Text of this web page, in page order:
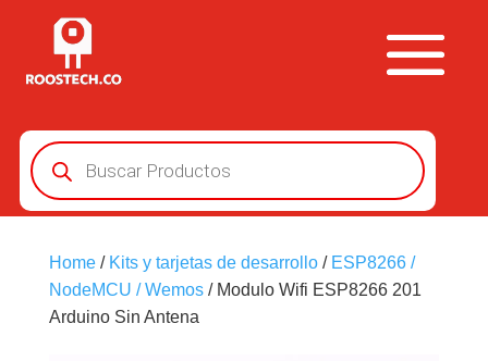
Búsqueda
de
productos
Home/ Kits y tarjetas de desarrollo/ ESP8266 /
NodeMCU / Wemos/ Modulo Wifi ESP8266 201
Arduino Sin Antena